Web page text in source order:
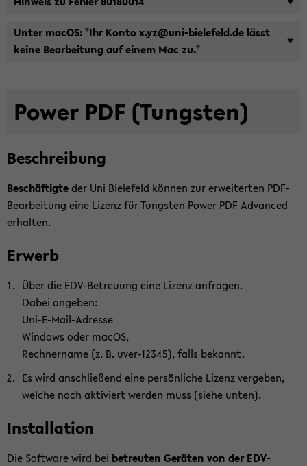
Unter macOS: "Ihr Konto x.yz@uni-​bielefeld.de lässt
keine Be­ar­bei­tung auf einem Mac zu."
Power PDF (Tungs­ten)
Be­schrei­bung
Be­schäf­tig­teder Uni Bie­le­feld kön­nen zur er­wei­ter­ten PDF-​
Bearbeitung eine Li­zenz für Tungs­ten Power PDF Ad­van­ced
er­hal­ten.
Er­werb
Über die EDV-​Betreuung eine Li­zenz an­fra­gen.
Dabei an­ge­ben:
Uni-​E-Mail-Adresse
Win­dows oder macOS,
Rech­ner­na­me (z. B. uver-​12345), falls be­kannt.
Es wird an­schlie­ßend eine per­sön­li­che Li­zenz ver­ge­ben,
wel­che noch ak­ti­viert wer­den muss (siehe unten).
In­stal­la­ti­on
Die Soft­ware wird bei be­treu­ten Ge­rä­ten von der EDV-​